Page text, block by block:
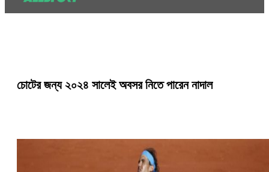
চোটের জন্য ২০২৪ সালেই অবসর নিতে পারেন নাদাল